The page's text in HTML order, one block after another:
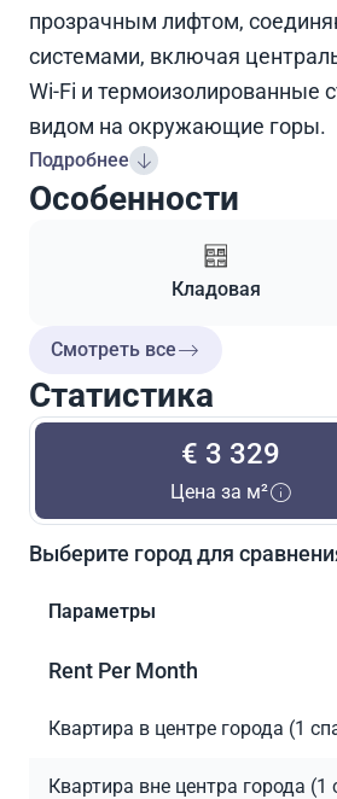
прозрачным лифтом,
системами, включая
Wi-Fi и
видом на окружающие горы.
Подробнее
Особенности
Кладовая
Смотреть все
Статистика
€ 3 329
Цена за м²
Выберите город для
Параметры
Rent Per Month
Квартира в центре города (1
Квартира вне центра города (1